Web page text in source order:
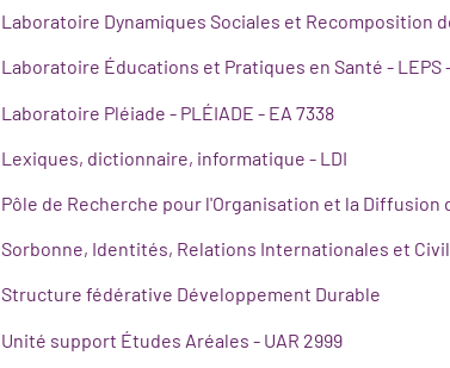
Laboratoire Dynamiques Sociales et Recomposition
Laboratoire Éducations et Pratiques en Santé - LEPS -
Laboratoire Pléiade - PLÉIADE - EA 7338
Lexiques, dictionnaire, informatique - LDI
Pôle de Recherche pour l'Organisation et la Diffusion
Sorbonne, Identités, Relations Internationales et
Structure fédérative Développement Durable
Unité support Études Aréales - UAR 2999